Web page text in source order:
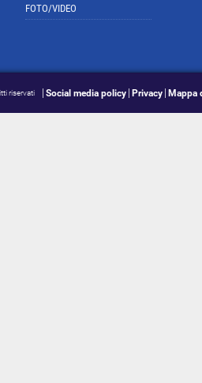
FOTO/VIDEO
riservati Social media policy Privacy Mappa